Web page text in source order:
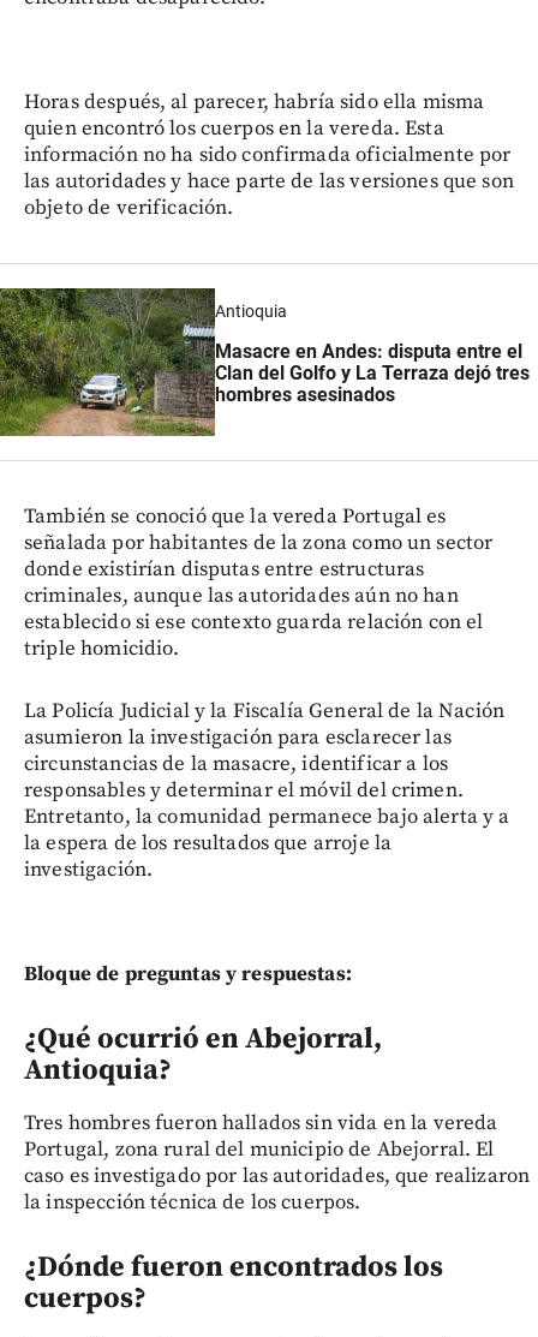
Horas después, al parecer, habría sido ella misma
quien encontró los cuerpos en la vereda. Esta
información no ha sido confirmada oficialmente por
las autoridades y hace parte de las versiones que son
objeto de verificación.
Antioquia
Masacre en Andes: disputa entre el
Clan del Golfo y La Terraza dejó tres
hombres asesinados
También se conoció que la vereda Portugal es
señalada por habitantes de la zona como un sector
donde existirían disputas entre estructuras
criminales, aunque las autoridades aún no han
establecido si ese contexto guarda relación con el
triple homicidio.
La Policía Judicial y la Fiscalía General de la Nación
asumieron la investigación para esclarecer las
circunstancias de la masacre, identificar a los
responsables y determinar el móvil del crimen.
Entretanto, la comunidad permanece bajo alerta y a
la espera de los resultados que arroje la
investigación.
Bloque de preguntas y respuestas:
¿Qué ocurrió en Abejorral,
Antioquia?
Tres hombres fueron hallados sin vida en la vereda
Portugal, zona rural del municipio de Abejorral. El
caso es investigado por las autoridades, que realizaron
la inspección técnica de los cuerpos.
¿Dónde fueron encontrados los
cuerpos?